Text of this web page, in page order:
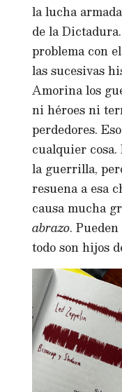
la lucha
de la
problema con
las sucesivas
Amorina los
ni héroes ni
perdedores.
cualquier
la guerrilla,
resuena a esa
causa mucha
abrazo.
todo son hijos